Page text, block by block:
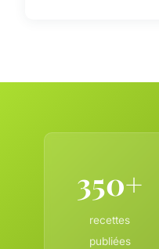
350+
recettes
publiées